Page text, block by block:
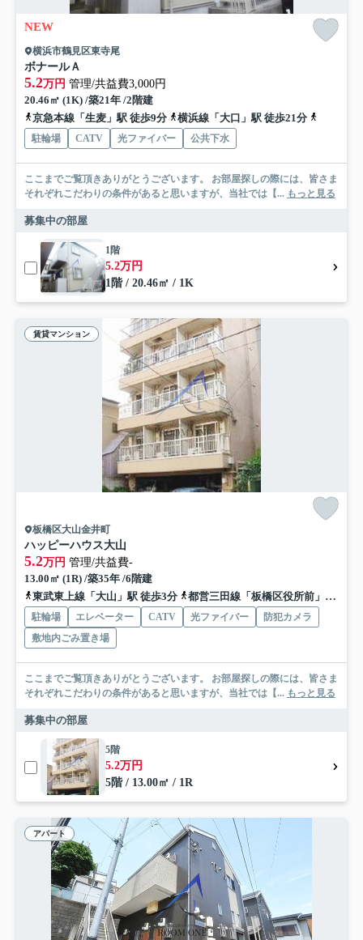
NEW
横浜市鶴見区東寺尾
ボナールＡ
5.2万円 管理/共益費3,000円
20.46㎡ (1K) /築21年 /2階建
京急本線「生麦」駅 徒歩9分
横浜線「大口」駅 徒歩21分
駐輪場 CATV 光ファイバー 公共下水
ここまでご覧頂きありがとうございます。 お部屋探しの際には、皆さま
それぞれこだわりの条件があると思いますが、当社では【... もっと見る
募集中の部屋
1階
5.2万円
1階 / 20.46㎡ / 1K
賃貸マンション
板橋区大山金井町
ハッピーハウス大山
5.2万円 管理/共益費-
13.00㎡ (1R) /築35年 /6階建
東武東上線「大山」駅 徒歩3分
都営三田線「板橋区役所前」駅 徒歩10分
駐輪場 エレベーター CATV 光ファイバー
防犯カメラ
敷地内ごみ置き場
ここまでご覧頂きありがとうございます。 お部屋探しの際には、皆さま
それぞれこだわりの条件があると思いますが、当社では【... もっと見る
募集中の部屋
5階
5.2万円
5階 / 13.00㎡ / 1R
アパート